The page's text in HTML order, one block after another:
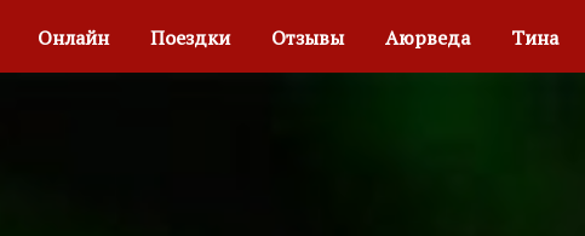
Онлайн Поездки Отзывы Аюрведа Тина